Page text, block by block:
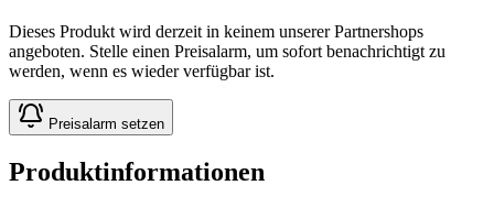
Dieses Produkt wird derzeit in keinem unserer Partnershops
angeboten. Stelle einen Preisalarm, um sofort benachrichtigt zu
werden, wenn es wieder verfügbar ist.
Preisalarm setzen
Produktinformationen